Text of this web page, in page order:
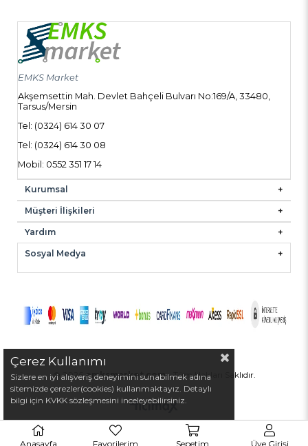
EMKS Market
Akşemsettin Mah. Devlet Bahçeli Bulvarı No:169/A, 33480,
Tarsus/Mersin
Tel: (0324) 614 30 07
Tel: (0324) 614 30 08
Mobil: 0552 351 17 14
Kurumsal
Müşteri İlişkileri
Yardım
Sosyal Medya
© 2026emksmarket.com- Tüm Hakları Saklıdır.
Çerez Kullanımı
Sizlere en iyi alışveriş deneyimini sunabilmek adına
sitemizde çerezler(cookies) kullanmaktayız. Detaylı
bilgi için KVKK sözleşmesini inceleyebilirsiniz.
Anasayfa Favorilerim Sepetim Üye Girişi